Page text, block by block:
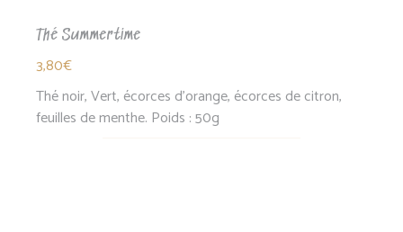
Thé Summertime
3,80€
Thé noir, Vert, écorces d'orange, écorces de citron,
feuilles de menthe. Poids : 50g